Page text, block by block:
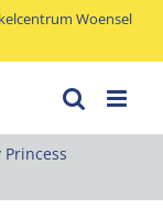
Woensel
Princess